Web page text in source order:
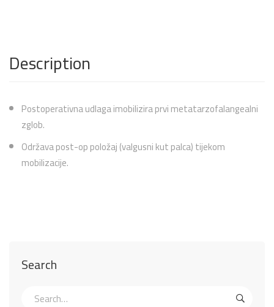
Search
Description
Postoperativna udlaga imobilizira prvi metatarzofalangealni
zglob.
Održava post-op položaj (valgusni kut palca) tijekom
mobilizacije.